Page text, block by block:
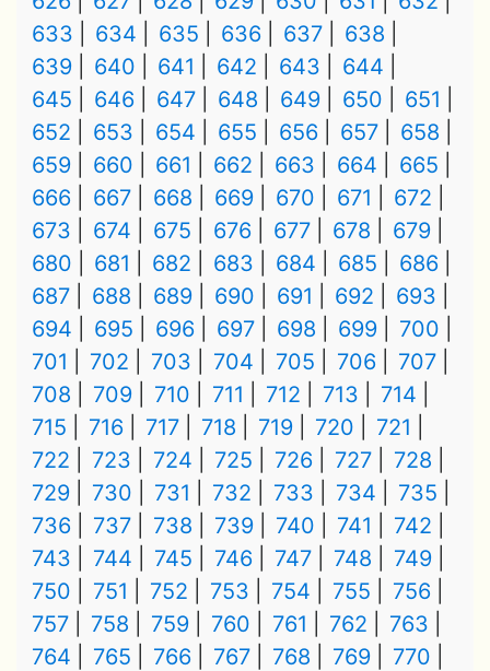
633
634 635 636 637
638
639
640 641 642 643
644
645
646 647 648 649 650
651
652
653 654 655 656 657
658
659
660 661 662 663 664
665
666
667 668 669 670 671
672
673
674 675 676 677 678
679
680
681 682 683 684 685
686
687
688 689 690 691 692
693
694
695 696 697 698 699
700
701
702 703 704 705 706
707
708
709 710 711 712 713
714
715
716 717 718 719 720
721
722
723 724 725 726 727
728
729
730 731 732 733 734
735
736
737 738 739 740 741
742
743
744 745 746 747 748
749
750
751 752 753 754 755
756
757
758 759 760 761 762
763
764
765 766 767 768 769
770